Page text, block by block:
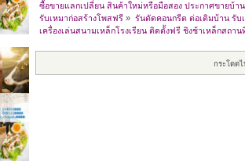
ซื้อขายแลกเปลี่ยน สินค้าใหม่หรือมือสอง ประกาศขายบ้
รับเหมาก่อสร้างโพสฟรี » รันตัดคอนกรีต ต่อเติมบ้าน รับ
เครื่องเล่นสนามเหล็กโรงเรียน ติดตั้งฟรี ชิงช้าเหล็กสถา
กระโดด